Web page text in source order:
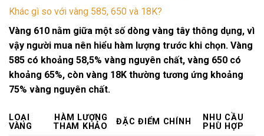
Khác gì so với vàng 585, 650 và 18K?
Vàng 610 nằm giữa một số dòng vàng tây thông dụng, vì
vậy người mua nên hiểu hàm lượng trước khi chọn. Vàng
585 có khoảng 58,5% vàng nguyên chất, vàng 650 có
khoảng 65%, còn vàng 18K thường tương ứng khoảng
75% vàng nguyên chất.
LOẠI
VÀNG
HÀM LƯỢNG
THAM KHẢO
ĐẶC ĐIỂM CHÍNH
NHU CẦU
PHÙ HỢP